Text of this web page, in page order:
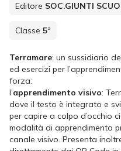
Editore SOC.GIUNTI
Classe 5ª
Terramare: un sussidiario
ed esercizi per
forza:
l’apprendimento visivo:
dove il testo è integrato e
per capire a colpo d’occhio
modalità di apprendimento
canale visivo. Presenta